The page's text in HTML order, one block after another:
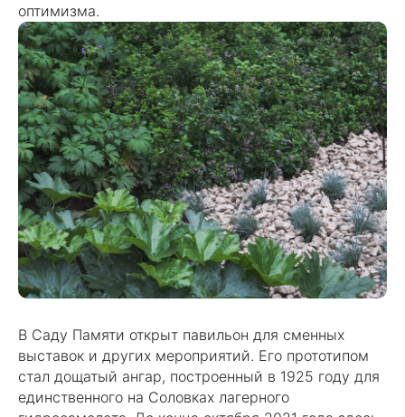
оптимизма.
В Саду Памяти открыт павильон для сменных
выставок и других мероприятий. Его прототипом
стал дощатый ангар, построенный в 1925 году для
единственного на Соловках лагерного